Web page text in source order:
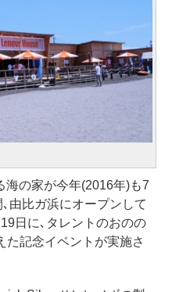
の家が今年(2016年)も7
由比ガ浜にオープンして
日に､タレントのおのの
た記念イベントが実施さ